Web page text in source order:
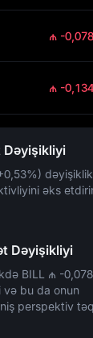
₼ -
₼ -
Dəyişikliyi
dəyişiklik
əks
Dəyişikliyi
BILL ₼ -
bu da onun
perspektiv